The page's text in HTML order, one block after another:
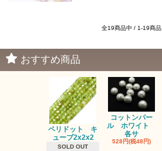
全19商品中 / 1-19商品
おすすめ商品
ペリドット キ
ューブ2x2x2
SOLD OUT
コットンパー
ル ホワイト
各サ
528円(税48円)